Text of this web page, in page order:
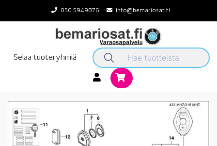
content
050 5949876 info@bemariosat.fi
Selaa tuoteryhmiä